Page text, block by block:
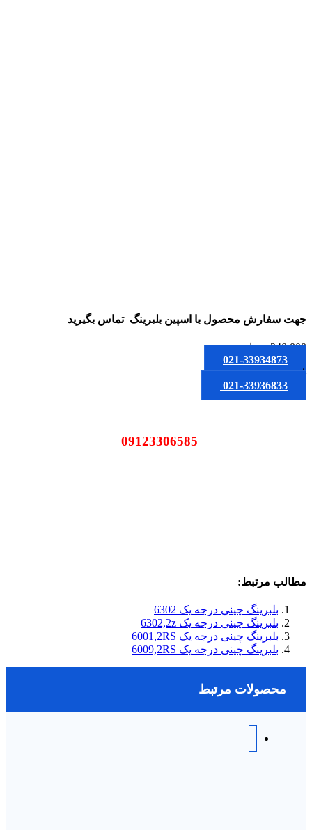
جهت سفارش محصول با اسپین بلبرینگ تماس بگیرید
240,000 تومان
021-33934873
یا
021-33936833
مطالب مرتبط:
بلبرینگ چینی درجه یک 6302
بلبرینگ چینی درجه یک 6302,2z
بلبرینگ چینی درجه یک 6001,2RS
بلبرینگ چینی درجه یک 6009,2RS
محصولات مرتبط